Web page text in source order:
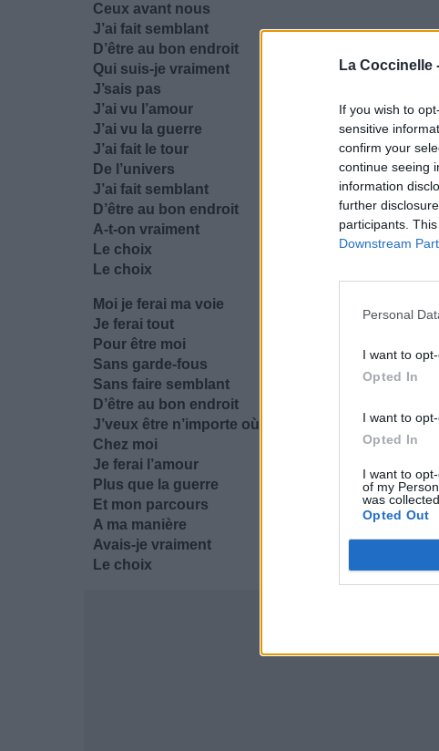
La Coccinelle
If you wish to
sensitive
confirm your
continue seeing
information
further
participants.
Downstream
Personal
I want to
Opted In
I want to
Opted In
I want to
of my
was collected.
Opted Out
Ceux avant nous
J’ai fait semblant
D’être au bon endroit
Qui suis-je vraiment
J’sais pas
J’ai vu l’amour
J’ai vu la guerre
J’ai fait le tour
De l’univers
J’ai fait semblant
D’être au bon endroit
A-t-on vraiment
Le choix
Le choix
Moi je ferai ma voie
Je ferai tout
Pour être moi
Sans garde-fous
Sans faire semblant
D’être au bon endroit
J’veux être n’importe où
Chez moi
Je ferai l’amour
Plus que la guerre
Et mon parcours
A ma manière
Avais-je vraiment
Le choix